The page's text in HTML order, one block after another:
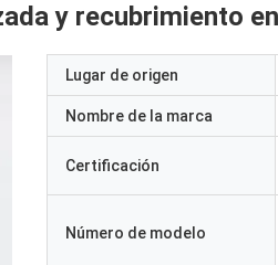
y recubrimiento
Lugar de origen
Nombre de la marca
Certificación
Número de modelo